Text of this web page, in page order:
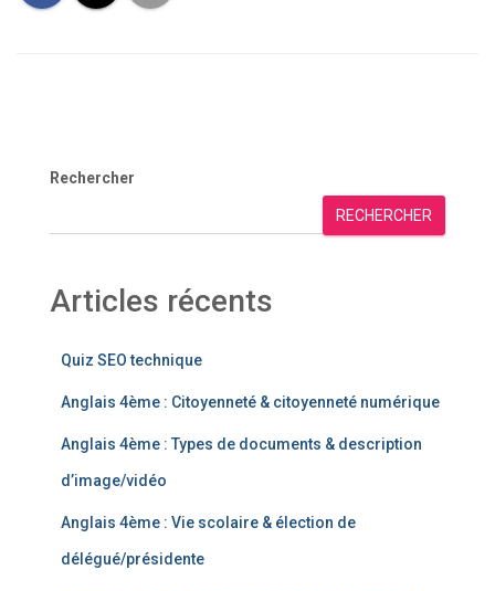
Rechercher
RECHERCHER
Articles récents
Quiz SEO technique
Anglais 4ème : Citoyenneté & citoyenneté numérique
Anglais 4ème : Types de documents & description
d’image/vidéo
Anglais 4ème : Vie scolaire & élection de
délégué/présidente